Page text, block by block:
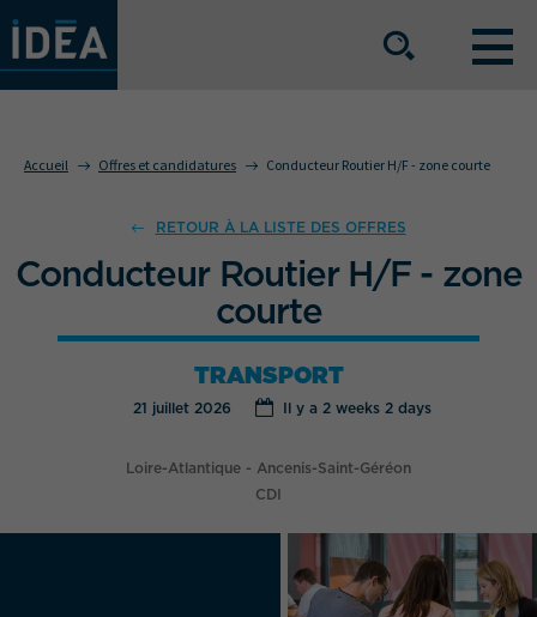
Le groupe
Nous rejoindre
L’info IDEA
Nos implantations
Espace Presse
Contact
NOS ATOUTS
NOS SECTEURS D'ACTIVITÉ
Accueil Offres et candidatures Conducteur Routier H/F - zone courte
RETOUR À LA LISTE DES OFFRES
Conducteur Routier H/F - zone
courte
TRANSPORT
21 juillet 2026 Il y a 2 weeks 2 days
Loire-Atlantique - Ancenis-Saint-Géréon
CDI